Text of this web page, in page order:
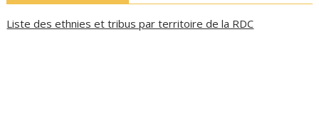
Liste des ethnies et tribus par territoire de la RDC